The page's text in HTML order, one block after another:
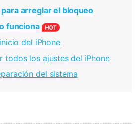
arreglar el bloqueo
funciona
del iPhone
todos los ajustes del iPhone
del sistema